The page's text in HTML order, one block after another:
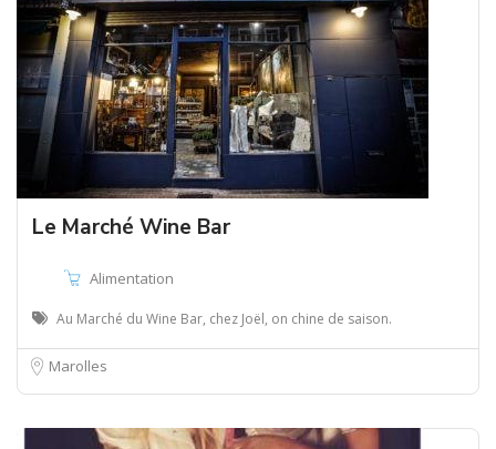
Le Marché Wine Bar
Alimentation
Au Marché du Wine Bar, chez Joël, on chine de saison.
Marolles